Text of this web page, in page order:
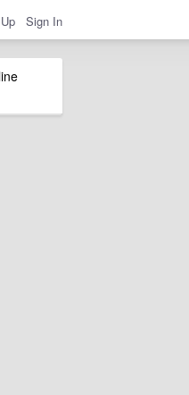
Sign In